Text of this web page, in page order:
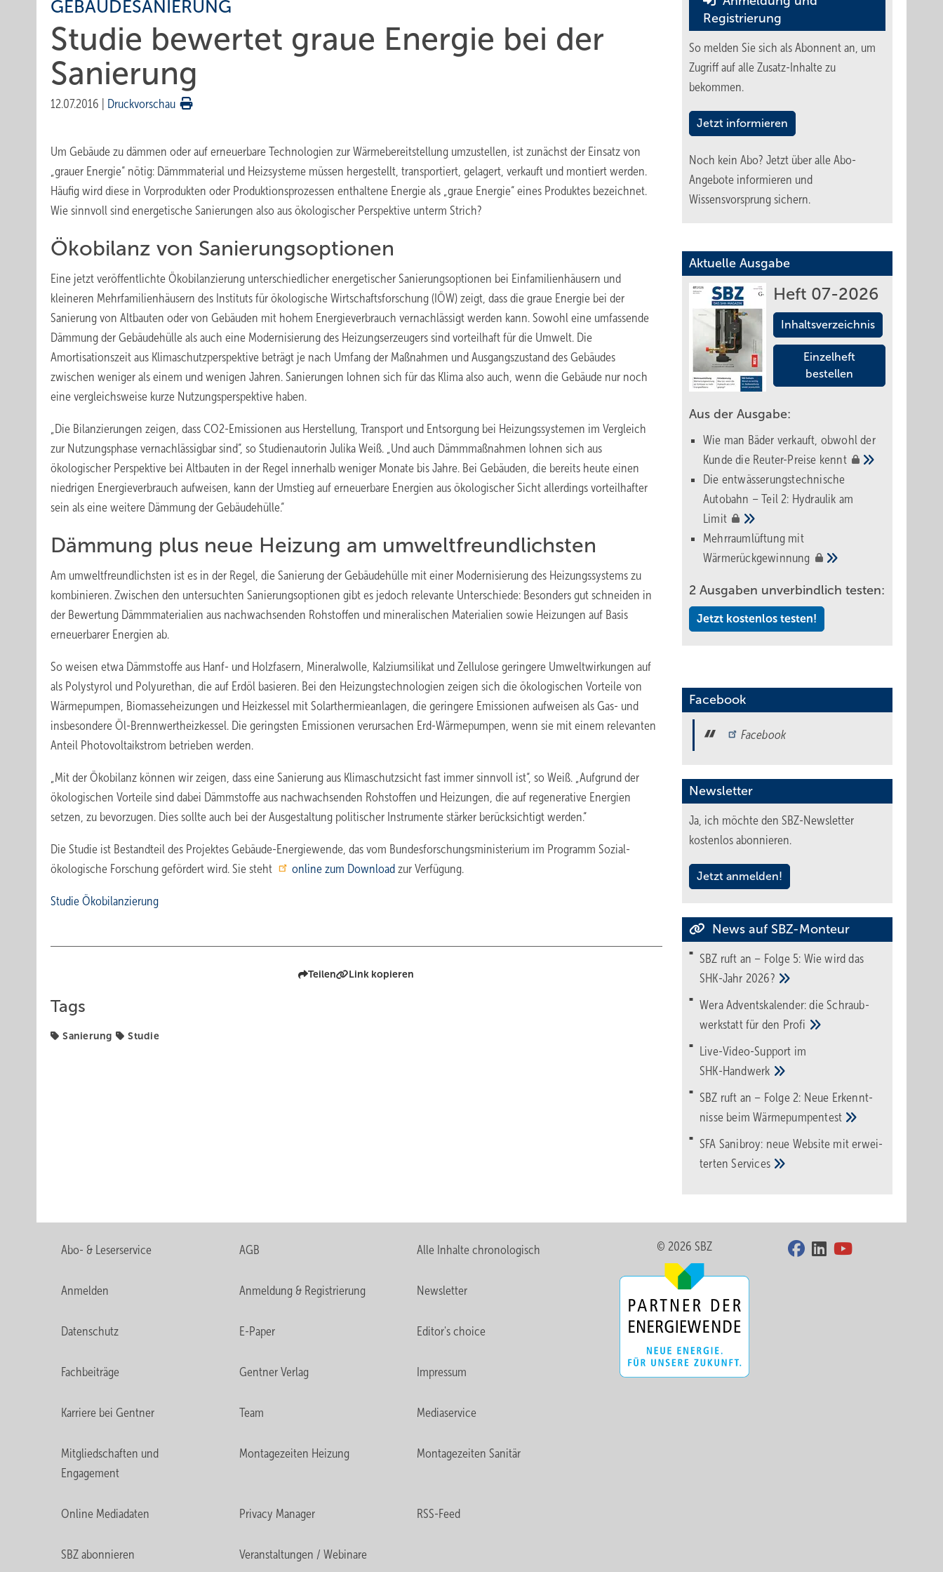
GEBÄUDESANIERUNG
Studie bewertet graue Energie bei der
Sanierung
12.07.2016 Druckvorschau
Um Gebäude zu dämmen oder auf erneuerbare Technologien zur Wärmebereitstellung umzustellen, ist zunächst der Einsatz von
„grauer Energie“ nötig: Dämmmaterial und Heizsysteme müssen hergestellt, transportiert, gelagert, verkauft und montiert werden.
Häufig wird diese in Vorprodukten oder Produktionsprozessen enthaltene Energie als „graue Energie“ eines Produktes bezeichnet.
Wie sinnvoll sind energetische Sanierungen also aus ökologischer Perspektive unterm Strich?
Ökobilanz von Sanierungsoptionen
Eine jetzt veröffentlichte Ökobilanzierung unterschiedlicher energetischer Sanierungsoptionen bei Einfamilienhäusern und
kleineren Mehrfamilienhäusern des Instituts für ökologische Wirtschaftsforschung (IÖW) zeigt, dass die graue Energie bei der
Sanierung von Altbauten oder von Gebäuden mit hohem Energieverbrauch vernachlässigt werden kann. Sowohl eine umfassende
Dämmung der Gebäudehülle als auch eine Modernisierung des Heizungserzeugers sind vorteilhaft für die Umwelt. Die
Amortisationszeit aus Klimaschutzperspektive beträgt je nach Umfang der Maßnahmen und Ausgangszustand des Gebäudes
zwischen weniger als einem und wenigen Jahren. Sanierungen lohnen sich für das Klima also auch, wenn die Gebäude nur noch
eine vergleichsweise kurze Nutzungsperspektive haben.
„Die Bilanzierungen zeigen, dass CO2-Emissionen aus Herstellung, Transport und Entsorgung bei Heizungssystemen im Vergleich
zur Nutzungsphase vernachlässigbar sind“, so Studienautorin Julika Weiß. „Und auch Dämmmaßnahmen lohnen sich aus
ökologischer Perspektive bei Altbauten in der Regel innerhalb weniger Monate bis Jahre. Bei Gebäuden, die bereits heute einen
niedrigen Energieverbrauch aufweisen, kann der Umstieg auf erneuerbare Energien aus ökologischer Sicht allerdings vorteilhafter
sein als eine weitere Dämmung der Gebäudehülle.“
Dämmung plus neue Heizung am umweltfreundlichsten
Am umweltfreundlichsten ist es in der Regel, die Sanierung der Gebäudehülle mit einer Modernisierung des Heizungssystems zu
kombinieren. Zwischen den untersuchten Sanierungsoptionen gibt es jedoch relevante Unterschiede: Besonders gut schneiden in
der Bewertung Dämmmaterialien aus nachwachsenden Rohstoffen und mineralischen Materialien sowie Heizungen auf Basis
erneuerbarer Energien ab.
So weisen etwa Dämmstoffe aus Hanf- und Holzfasern, Mineralwolle, Kalziumsilikat und Zellulose geringere Umweltwirkungen auf
als Polystyrol und Polyurethan, die auf Erdöl basieren. Bei den Heizungstechnologien zeigen sich die ökologischen Vorteile von
Wärmepumpen, Biomasseheizungen und Heizkessel mit Solarthermieanlagen, die geringere Emissionen aufweisen als Gas- und
insbesondere Öl-Brennwertheizkessel. Die geringsten Emissionen verursachen Erd-Wärmepumpen, wenn sie mit einem relevanten
Anteil Photovoltaikstrom betrieben werden.
„Mit der Ökobilanz können wir zeigen, dass eine Sanierung aus Klimaschutzsicht fast immer sinnvoll ist“, so Weiß. „Aufgrund der
ökologischen Vorteile sind dabei Dämmstoffe aus nachwachsenden Rohstoffen und Heizungen, die auf regenerative Energien
setzen, zu bevorzugen. Dies sollte auch bei der Ausgestaltung politischer Instrumente stärker berücksichtigt werden.“
Die Studie ist Bestandteil des Projektes Gebäude-Energiewende, das vom Bundesforschungsministerium im Programm Sozial-
ökologische Forschung gefördert wird. Sie steht
online zum Download zur Verfügung.
Studie Ökobilanzierung
Teilen Link kopieren
Tags
Sanierung Studie
Registrierung
So melden Sie sich als Abonnent an, um
Zugriff auf alle Zusatz-Inhalte zu
bekommen.
Jetzt informieren
Noch kein Abo? Jetzt über alle Abo-
Angebote informieren und
Wissensvorsprung sichern.
Aktuelle Ausgabe
Heft 07-2026
Inhaltsverzeichnis
Einzelheft
bestellen
Aus der Ausgabe:
Wie man Bäder verkauft, obwohl der
Kunde die Reuter-Preise kennt
Die entwässerungstechnische
Autobahn – Teil 2: Hydraulik am
Limit
Mehrraumlüftung mit
Wärmerückgewinnung
2 Ausgaben unverbindlich testen:
Jetzt kostenlos testen!
Facebook
Facebook
Newsletter
Ja, ich möchte den SBZ-Newsletter
kostenlos abonnieren.
Jetzt anmelden!
News auf SBZ-Monteur
SBZ ruft an – Folge 5: Wie wird das
SHK-Jahr 2026?
Wera Adventskalender: die Schraub­
werk­statt für den Pro­fi
Live-Video-Support im
SHK-Handwerk
SBZ ruft an – Folge 2: Neue Erkennt­
nisse beimWärme­pumpen­test
SFA Sanibroy: neue Web­site mit erwei­
tertenServices
Abo- & Leserservice AGB Alle Inhalte chronologisch
Anmelden Anmeldung & Registrierung Newsletter
Datenschutz E-Paper Editor's choice
Fachbeiträge Gentner Verlag Impressum
Karriere bei Gentner Team Mediaservice
Mitgliedschaften und
Engagement
Montagezeiten Heizung Montagezeiten Sanitär
Online Mediadaten Privacy Manager RSS-Feed
SBZ abonnieren Veranstaltungen / Webinare
© 2026 SBZ